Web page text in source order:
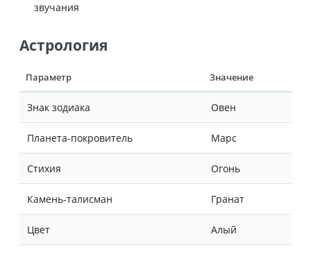
звучания
Астрология
Параметр Значение
Знак зодиака Овен
Планета-покровитель Марс
Стихия Огонь
Камень-талисман Гранат
Цвет Алый